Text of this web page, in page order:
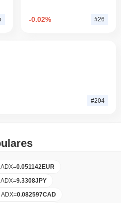
-0.02% #26
#204
ADX=0.051142EUR
ADX=9.3308JPY
ADX=0.082597CAD